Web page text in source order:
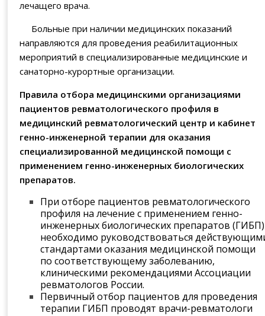
лечащего врача.
Больные при наличии медицинских показаний
направляются для проведения реабилитационных
мероприятий в специализированные медицинские и
санаторно-курортные организации.
Правила отбора медицинскими организациями
пациентов ревматологического профиля в
медицинский ревматологический центр и кабинет
генно-инженерной терапии для оказания
специализированной медицинской помощи с
применением генно-инженерных биологических
препаратов.
При отборе пациентов ревматологического
профиля на лечение с применением генно-
инженерных биологических препаратов (ГИБП)
необходимо руководствоваться
стандартами оказания медицинской помощи
по соответствующему заболеванию,
клиническими рекомендациями Ассоциации
ревматологов России.
Первичный отбор пациентов для проведения
терапии ГИБП проводят врачи-ревматологи